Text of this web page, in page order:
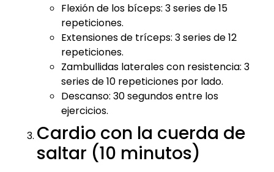
Flexión de los bíceps: 3 series de 15
repeticiones.
Extensiones de tríceps: 3 series de 12
repeticiones.
Zambullidas laterales con resistencia: 3
series de 10 repeticiones por lado.
Descanso: 30 segundos entre los
ejercicios.
Cardio con la cuerda de
saltar (10 minutos)